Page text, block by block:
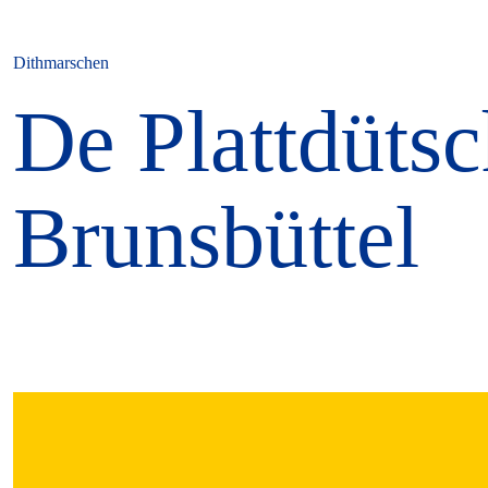
Dithmarschen
De
Brunsbüttel